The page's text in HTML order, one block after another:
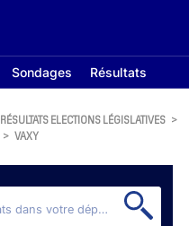
Sondages Résultats
RÉSULTATS ELECTIONS LÉGISLATIVES >
> VAXY